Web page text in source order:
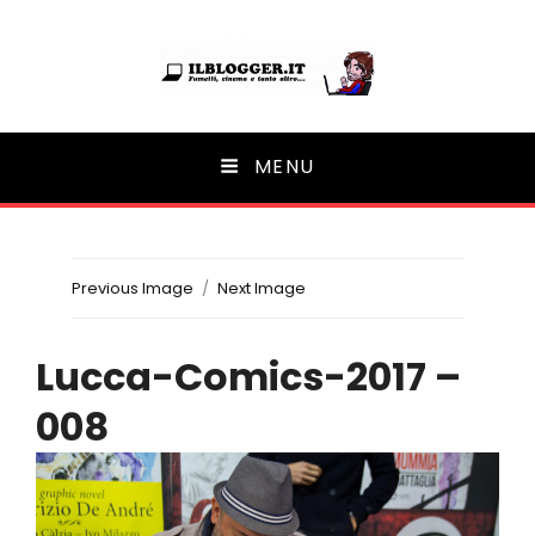
Ilblogger.it
Il portalino di blog | MENU
Previous Image Next Image
Lucca-Comics-2017 –
008